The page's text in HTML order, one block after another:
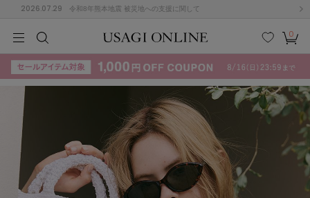
2026.07.29 令和8年熊本地震 被災地への支援に関して
検索
お気
に入
カー
ト
0
KIDSBABYBEAUTYLIFE STYLE
(715)
(3074)
ス/ドレス (1179)
KIDSBABYBEAUTYLIFE STYLE
F G
J K L M N
P Q R S T U